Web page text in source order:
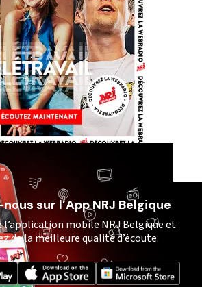
sur l’App NRJ Belgique
l’application mobile NRJ Belgique et
de la meilleure qualité d’écoute.